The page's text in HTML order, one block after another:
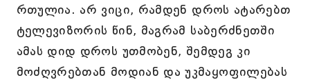
რთულია. არ ვიცი, რამდენ დროს ატარებთ
ტელევიზორის წინ, მაგრამ საბერძნეთში
ამას დიდ დროს უთმობენ, შემდეგ კი
მოძღვრებთან მოდიან და უკმაყოფილებას